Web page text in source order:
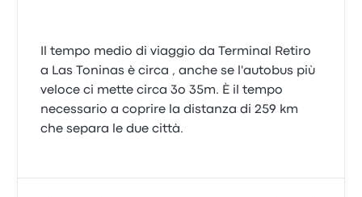
Il tempo medio di viaggio da Terminal Retiro
a Las Toninas è circa , anche se l'autobus più
veloce ci mette circa 3o 35m. È il tempo
necessario a coprire la distanza di 259 km
che separa le due città.